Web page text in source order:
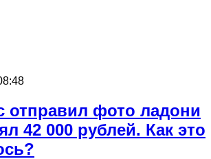
отправил фото ладони
42 000 рублей. Как это